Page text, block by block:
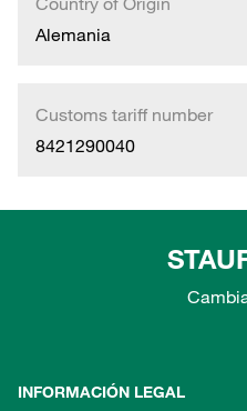
Alemania
Customs tariff number
8421290040
INFORMACIÓN LEGAL